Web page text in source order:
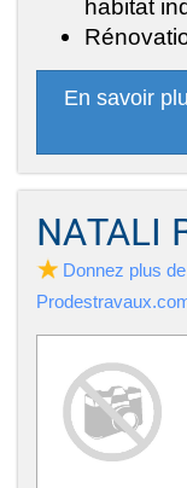
habitat
En savoir
NATALI
Donnez plus